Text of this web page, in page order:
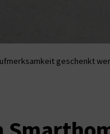
geschenkt